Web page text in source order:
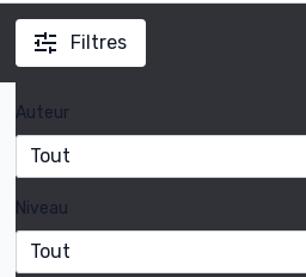
Filtres
Auteur
Niveau